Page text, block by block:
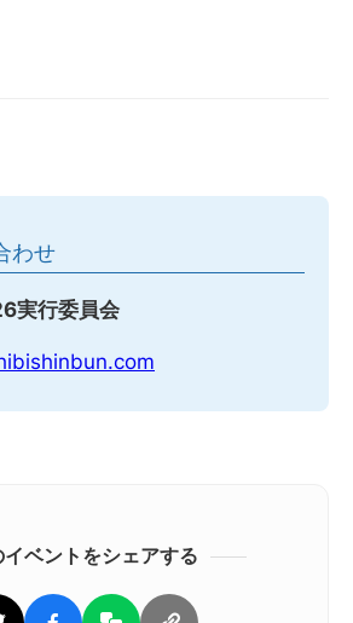
わせ
実行委員会
イベントをシェアする